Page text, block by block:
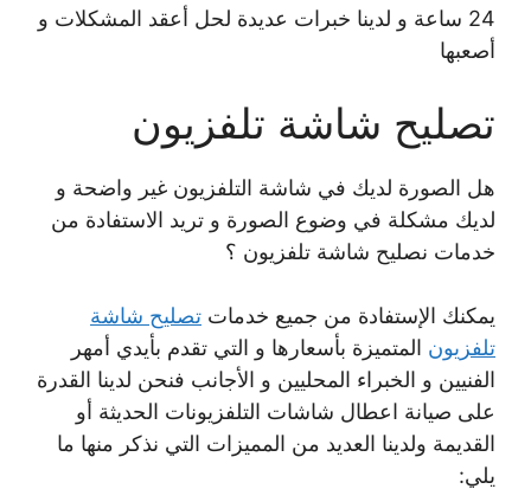
24 ساعة و لدينا خبرات عديدة لحل أعقد المشكلات و
أصعبها
تصليح شاشة تلفزيون
هل الصورة لديك في شاشة التلفزيون غير واضحة و
لديك مشكلة في وضوع الصورة و تريد الاستفادة من
خدمات نصليح شاشة تلفزيون ؟
يمكنك الإستفادة من جميع خدمات تصليح شاشة
تلفزيون المتميزة بأسعارها و التي تقدم بأيدي أمهر
الفنيين و الخبراء المحليين و الأجانب فنحن لدينا القدرة
على صيانة اعطال شاشات التلفزيونات الحديثة أو
القديمة ولدينا العديد من المميزات التي نذكر منها ما
يلي: